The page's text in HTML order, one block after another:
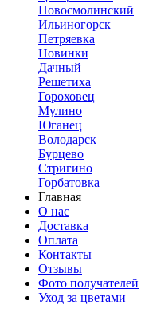
Новосмолинский
Ильиногорск
Петряевка
Новинки
Дачный
Решетиха
Гороховец
Мулино
Юганец
Володарск
Бурцево
Стригино
Горбатовка
Главная
О нас
Доставка
Оплата
Контакты
Отзывы
Фото получателей
Уход за цветами